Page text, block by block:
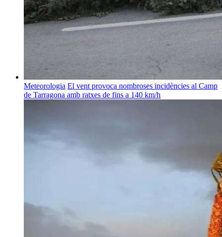
Meteorologia El vent provoca nombroses incidències al Camp
de Tarragona amb ratxes de fins a 140 km/h